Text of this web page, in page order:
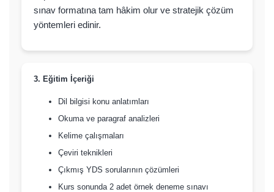
sınav formatına tam hâkim olur ve stratejik çözüm
yöntemleri edinir.
3. Eğitim İçeriği
Dil bilgisi konu anlatımları
Okuma ve paragraf analizleri
Kelime çalışmaları
Çeviri teknikleri
Çıkmış YDS sorularının çözümleri
Kurs sonunda 2 adet örnek deneme sınavı